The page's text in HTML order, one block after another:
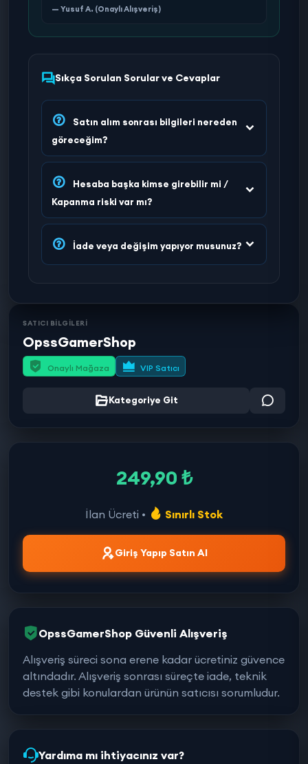
— Yusuf A. (Onaylı Alışveriş)
Sıkça Sorulan Sorular ve Cevaplar
Satın alım sonrası bilgileri nereden
göreceğim?
Hesaba başka kimse girebilir mi /
Kapanma riski var mı?
İade veya değişim yapıyor musunuz?
SATICI BİLGİLERİ
OpssGamerShop
Onaylı Mağaza VIP Satıcı
Kategoriye Git
249,90 ₺
İlan Ücreti • Sınırlı Stok
Giriş Yapıp Satın Al
OpssGamerShop Güvenli Alışveriş
Alışveriş süreci sona erene kadar ücretiniz güvence
altındadır. Alışveriş sonrası süreçte iade, teknik
destek gibi konulardan ürünün satıcısı sorumludur.
Yardıma mı ihtiyacınız var?